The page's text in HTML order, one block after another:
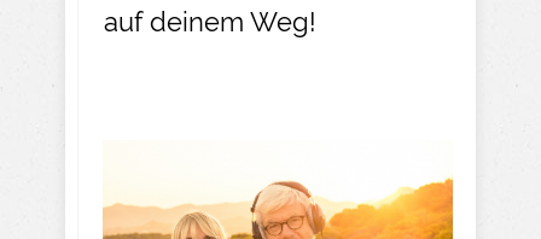
auf deinem Weg!